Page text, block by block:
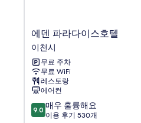
에
덴
파
라
다
이
스
호
텔
에덴 파라다이스호텔
이천시
무료 주차
무료 WiFi
레스토랑
에어컨
10
점
9.0 매우 훌륭해요
이용 후기 530개